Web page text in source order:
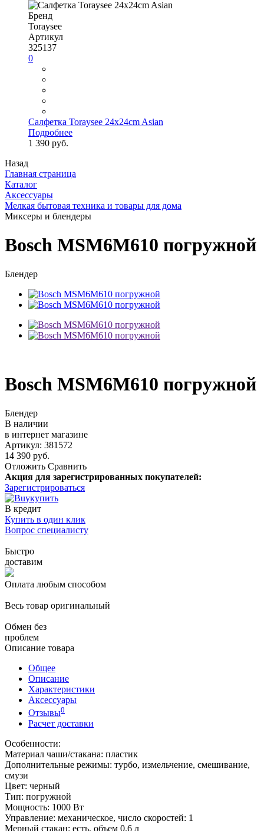
Бренд
Toraysee
Артикул
325137
0
Салфетка Toraysee 24x24cm Asian
Подробнее
1 390 руб.
Назад
Главная страница
Каталог
Аксессуары
Мелкая бытовая техника и товары для дома
Миксеры и блендеры
Bosch MSM6M610 погружной
Блендер
Bosch MSM6M610 погружной
Блендер
В наличии
в интернет магазине
Артикул: 381572
14 390 руб.
Отложить Сравнить
Акция для зарегистрированных покупателей:
Зарегистрироваться
купить
В кредит
Купить в один клик
Вопрос специалисту
Быстро
доставим
Оплата любым способом
Весь товар оригинальный
Обмен без
проблем
Описание товара
Общее
Описание
Характеристики
Аксессуары
Отзывы0
Расчет доставки
Особенности:
Материал чаши/стакана: пластик
Дополнительные режимы: турбо, измельчение, смешивание,
смузи
Цвет: черный
Тип: погружной
Мощность: 1000 Вт
Управление: механическое, число скоростей: 1
Мерный стакан: есть, объем 0.6 л